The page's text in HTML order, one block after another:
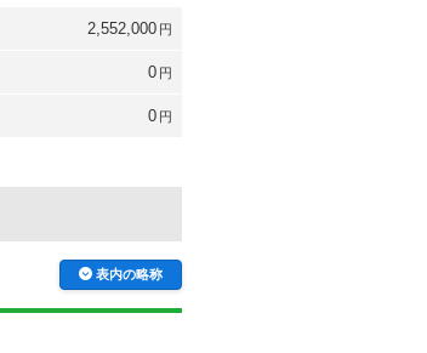
2,552,000 円
0 円
0 円
表内の略称